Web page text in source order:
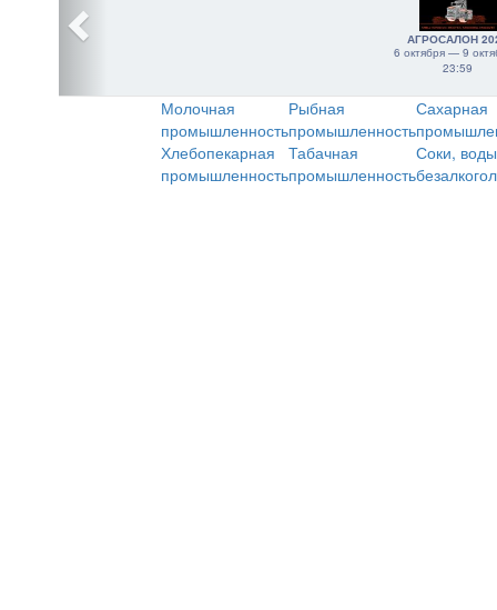
АГРОСАЛОН
6 октября — 9
23:59
Молочная
промышленность
Рыбная
промышленность
Сахарная
Хлебопекарная
промышленность
Табачная
промышленность
Соки,